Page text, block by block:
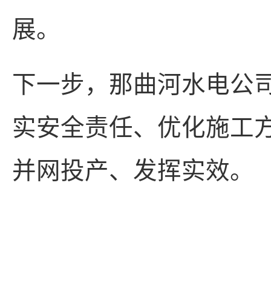
展。
下一步，那曲河水电公
实安全责任、优化施工
并网投产、发挥实效。